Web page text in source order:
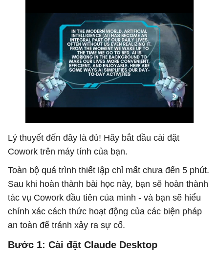
Lý thuyết đến đây là đủ! Hãy bắt đầu cài đặt
Cowork trên máy tính của bạn.
Toàn bộ quá trình thiết lập chỉ mất chưa đến 5 phút.
Sau khi hoàn thành bài học này, bạn sẽ hoàn thành
tác vụ Cowork đầu tiên của mình - và bạn sẽ hiểu
chính xác cách thức hoạt động của các biện pháp
an toàn để tránh xảy ra sự cố.
Bước 1: Cài đặt Claude Desktop